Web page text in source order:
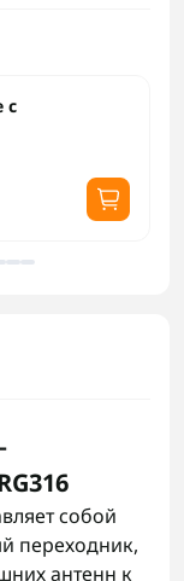
c
собой
переходник,
антенн к